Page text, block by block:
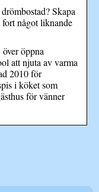
Skapa
fort något liknande
öppna
att njuta av varma
2010 för
i köket som
för vänner